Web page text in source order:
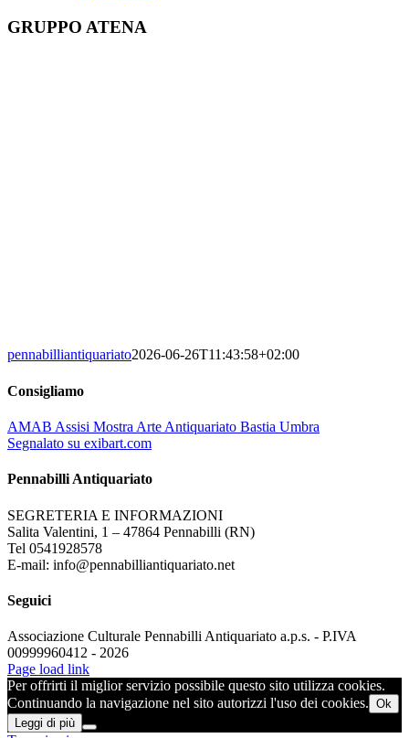
GRUPPO ATENA
pennabilliantiquariato2026-06-26T11:43:58+02:00
Consigliamo
AMAB Assisi Mostra Arte Antiquariato Bastia Umbra
Segnalato su exibart.com
Pennabilli Antiquariato
SEGRETERIA E INFORMAZIONI
Salita Valentini, 1 – 47864 Pennabilli (RN)
Tel 0541928578
E-mail: info@pennabilliantiquariato.net
Seguici
Associazione Culturale Pennabilli Antiquariato a.p.s. - P.IVA
00999960412 - 2026
Page load link
Per offrirti il miglior servizio possibile questo sito utilizza cookies.
Continuando la navigazione nel sito autorizzi l'uso dei cookies. Ok
Leggi di più